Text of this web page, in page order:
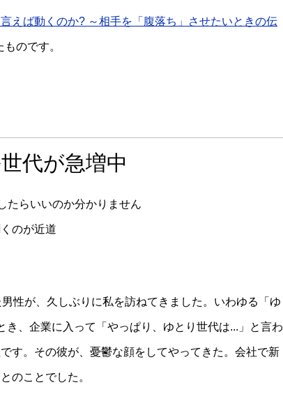
えば動くのか? ～相手を「腹落ち」させたいときの伝
のです。
代が急増中
たらいいのか分かりません
のが近道
性が、久しぶりに私を訪ねてきました。いわゆる「ゆ
、企業に入って「やっぱり、ゆとり世代は...」と言わ
す。その彼が、憂鬱な顔をしてやってきた。会社で新
のことでした。